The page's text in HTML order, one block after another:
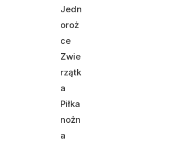
Jedn
oroż
ce
Zwie
rzątk
a
Piłka
nożn
a